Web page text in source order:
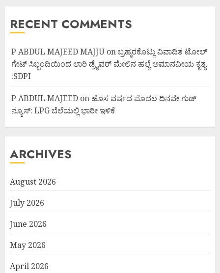
RECENT COMMENTS
P ABDUL MAJEED MAJJU onಬ್ರಹ್ಮರಕೊಟ್ಲು ವಿವಾದಿತ ಟೋಲ್
ಗೇಟ್ ಸಿಬ್ಬಂದಿಯಿಂದ ಲಾರಿ ಡ್ರೈವರ್ ಮೇಲಿನ ಹಲ್ಲೆ ಅಮಾನವೀಯ ಕೃತ್ಯ
:SDPI
P ABDUL MAJEED on ಹೊಸ ವರ್ಷದ ಮೊದಲ ದಿನವೇ ಗುಡ್
ನ್ಯೂಸ್: LPG ಬೆಲೆಯಲ್ಲಿ ಭಾರೀ ಇಳಿಕೆ
ARCHIVES
August 2026
July 2026
June 2026
May 2026
April 2026